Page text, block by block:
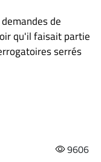
de
qu'il faisait partie
serrés
9606